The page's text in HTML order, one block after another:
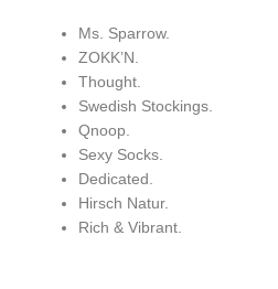
Ms. Sparrow.
ZOKK’N.
Thought.
Swedish Stockings.
Qnoop.
Sexy Socks.
Dedicated.
Hirsch Natur.
Rich & Vibrant.